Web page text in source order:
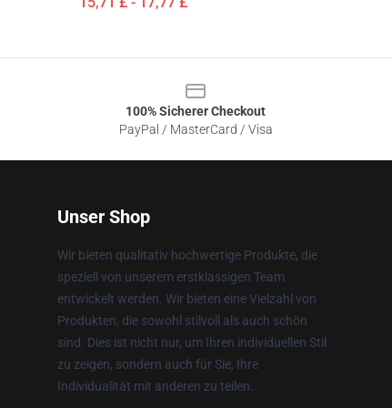
100% Sicherer Checkout
PayPal / MasterCard / Visa
Unser Shop
Wir bieten qualitativ hochwertige Produkte, die
speziell von unserem erstklassigen Team
entwickelt werden. Wir bieten eine Vielzahl von
Produkten, die sowohl stilvoll als auch schön
sind. Dies ist nicht nur, um Ihren individuellen Stil
zu zeigen, sondern auch für Sie, Ihre
Individualität mit anderen zu teilen.